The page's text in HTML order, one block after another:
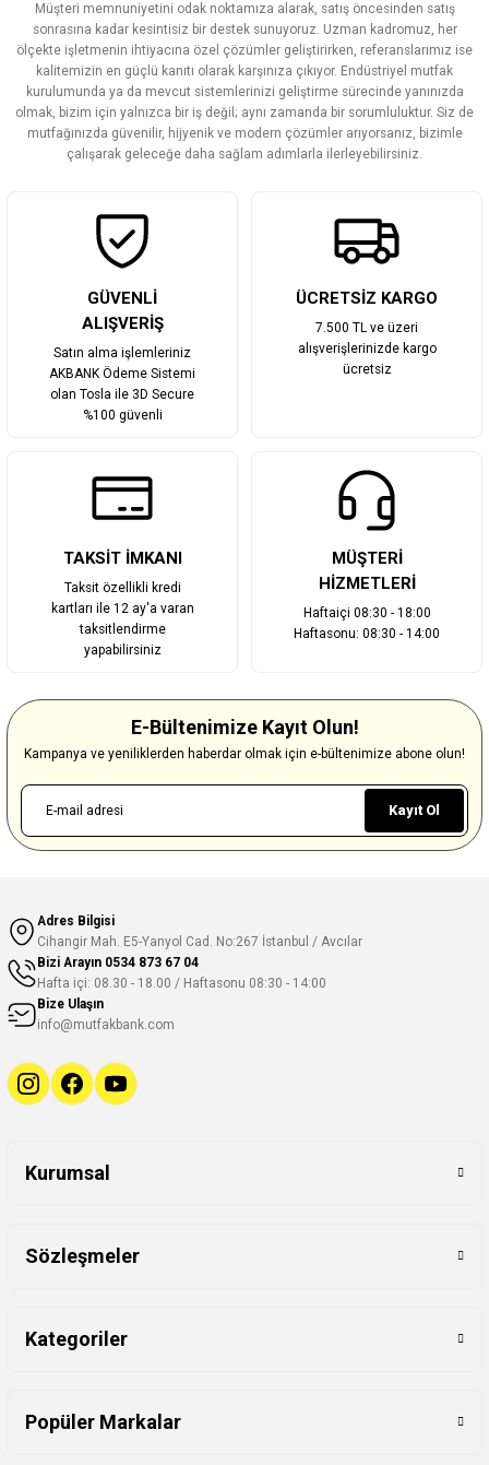
Ürün resmi kalitesiz, bozuk veya görüntülenemiyor.
Ürün açıklamasında eksik bilgiler bulunuyor.
Ürün bilgilerinde hatalar bulunuyor.
Ürün fiyatı diğer sitelerden daha pahalı.
Bu ürüne benzer farklı alternatifler olmalı.
Müşteri memnuniyetini odak noktamıza alarak, satış öncesinden satış
sonrasına kadar kesintisiz bir destek sunuyoruz. Uzman kadromuz, her
ölçekte işletmenin ihtiyacına özel çözümler geliştirirken, referanslarımız ise
kalitemizin en güçlü kanıtı olarak karşınıza çıkıyor. Endüstriyel mutfak
kurulumunda ya da mevcut sistemlerinizi geliştirme sürecinde yanınızda
olmak, bizim için yalnızca bir iş değil; aynı zamanda bir sorumluluktur. Siz de
mutfağınızda güvenilir, hijyenik ve modern çözümler arıyorsanız, bizimle
çalışarak geleceğe daha sağlam adımlarla ilerleyebilirsiniz.
GÜVENLİ
ALIŞVERİŞ
Satın alma işlemleriniz
AKBANK Ödeme Sistemi
olan Tosla ile 3D Secure
%100 güvenli
ÜCRETSİZ KARGO
7.500 TL ve üzeri
alışverişlerinizde kargo
ücretsiz
TAKSİT İMKANI
Taksit özellikli kredi
kartları ile 12 ay'a varan
taksitlendirme
yapabilirsiniz
MÜŞTERİ
HİZMETLERİ
Haftaiçi 08:30 - 18:00
Haftasonu: 08:30 - 14:00
E-Bültenimize Kayıt Olun!
Kampanya ve yeniliklerden haberdar olmak için e-bültenimize abone olun!
Kayıt Ol
Adres Bilgisi
Cihangir Mah. E5-Yanyol Cad. No:267 İstanbul / Avcılar
Bizi Arayın 0534 873 67 04
Hafta içi: 08.30 - 18.00 / Haftasonu 08:30 - 14:00
Bize Ulaşın
info@mutfakbank.com
Kurumsal
Sözleşmeler
Kategoriler
Popüler Markalar